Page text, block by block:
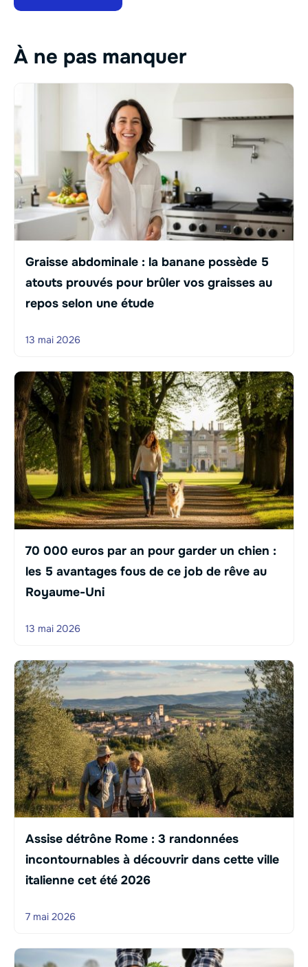
À ne pas manquer
Graisse abdominale : la banane possède 5
atouts prouvés pour brûler vos graisses au
repos selon une étude
13 mai 2026
70 000 euros par an pour garder un chien :
les 5 avantages fous de ce job de rêve au
Royaume-Uni
13 mai 2026
Assise détrône Rome : 3 randonnées
incontournables à découvrir dans cette ville
italienne cet été 2026
7 mai 2026